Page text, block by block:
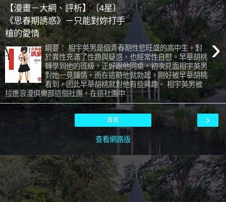
【漫畫－大綱、評析】〔4星〕
《思春期誘惑》－只能對妳打手
槍的愛情
›
綱要： 相宇英男是個青春期性慾旺盛的高中生，對
於異性充滿了性趣與疑惑，也經常性自慰。早華胡桃
轉學到他的班級，正好跟他同桌，初次見面相宇英男
對她一見鍾情，而在這時他就勃起，剛好被早華胡桃
看到，因此早華胡桃就對他有些興趣。 相宇英男被
拉進浪漫俱樂部這個社團，在這社團中...
›
首頁
查看網路版